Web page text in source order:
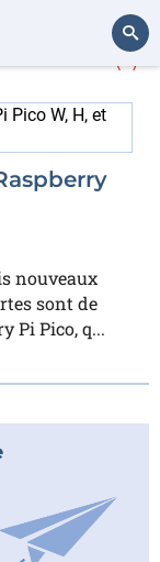
(1)
nouveaux
sont de
Pi Pico, q...